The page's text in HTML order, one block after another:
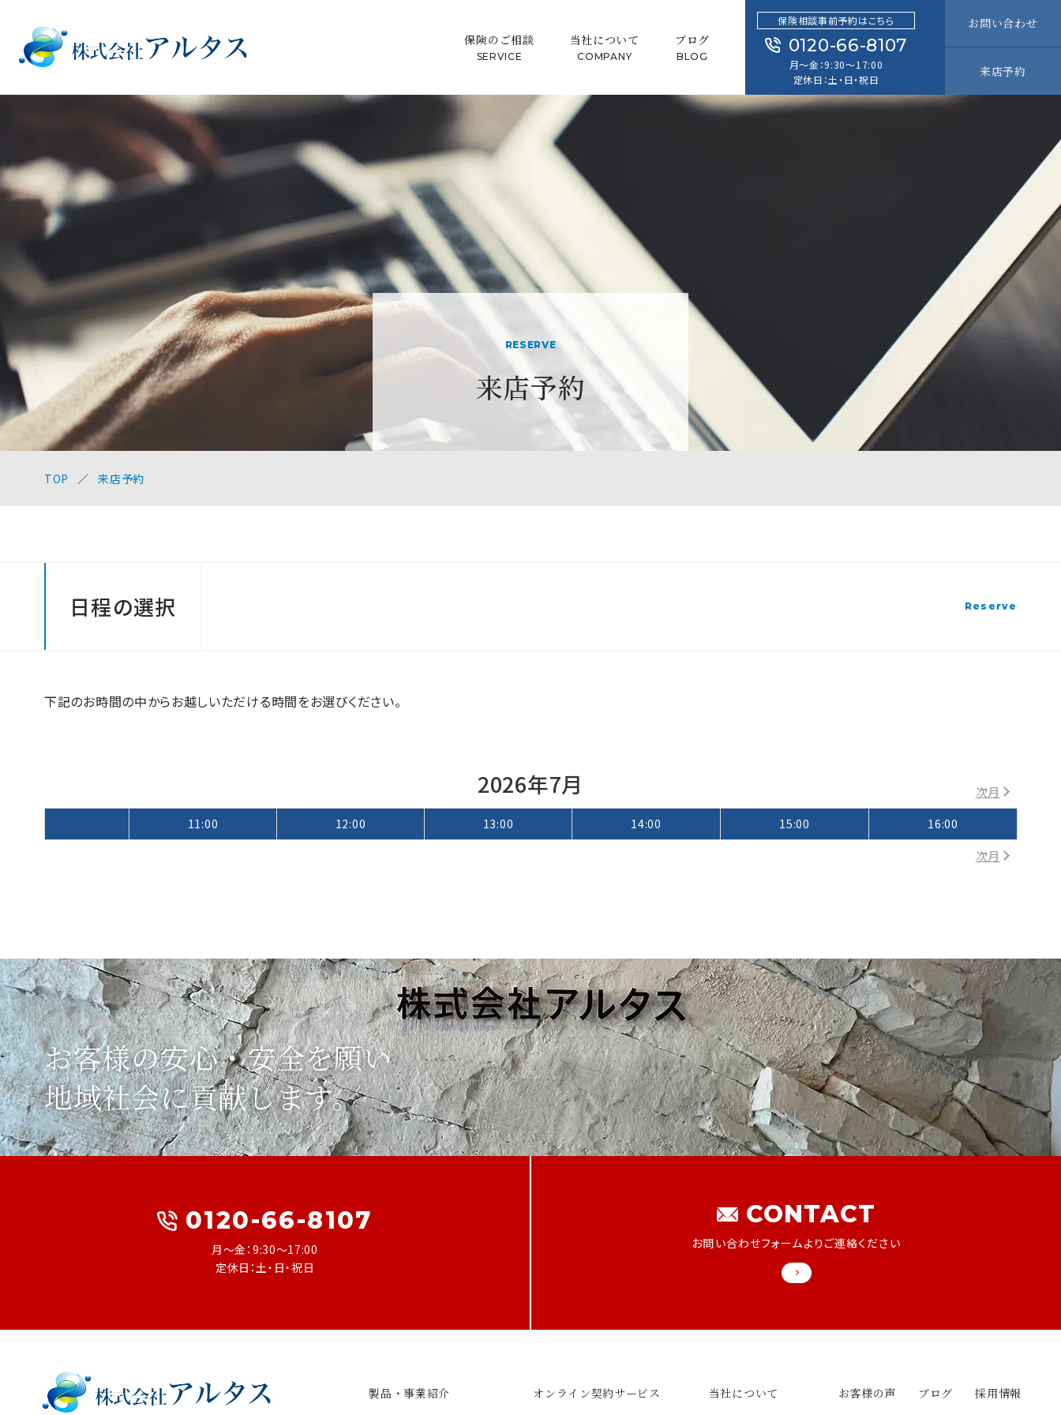
保険のご相談
SERVICE
当社について
COMPANY
ブログ
BLOG
保険相談事前予約はこちら
0120-66-8107
月～金：9:30～17:00
定休日：土・日・祝日
お問い合わせ
来店予約
RESERVE
来店予約
TOP 来店予約
日程の選択 Reserve
下記のお時間の中からお越しいただける時間をお選びください。
2026年7月 次月
11:00 12:00 13:00 14:00 15:00 16:00
次月
お客様の安心・安全を願い
地域社会に貢献します。
0120-66-8107
月～金：9:30～17:00
定休日：土・日・祝日
CONTACT
お問い合わせフォームよりご連絡ください
製品・事業紹介 オンライン契約サービス 当社について お客様の声 ブログ 採用情報